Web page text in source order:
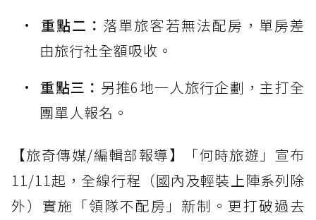
重點二： 落單旅客若無法配房，單房差
由旅行社全額吸收。
重點三： 另推6地一人旅行企劃，主打全
團單人報名。
【旅奇傳媒/編輯部報導】「何時旅遊」宣布
11/11起，全線行程（國內及輕裝上陣系列除
外）實施「領隊不配房」新制。更打破過去